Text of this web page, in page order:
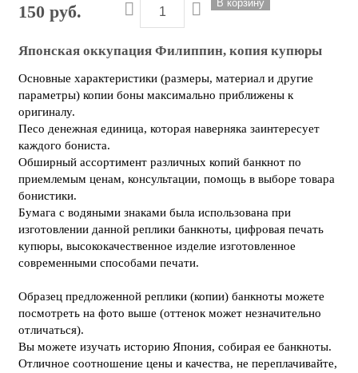
150 руб.
Японская оккупация Филиппин, копия купюры
Основные характеристики (размеры, материал и другие
параметры) копии боны максимально приближены к
оригиналу.
Песо денежная единица, которая наверняка заинтересует
каждого бониста.
Обширный ассортимент различных копий банкнот по
приемлемым ценам, консультации, помощь в выборе товара
бонистики.
Бумага с водяными знаками была использована при
изготовлении данной реплики банкноты, цифровая печать
купюры, высококачественное изделие изготовленное
современными способами печати.
Образец предложенной реплики (копии) банкноты можете
посмотреть на фото выше (оттенок может незначительно
отличаться).
Вы можете изучать историю Япония, собирая ее банкноты.
Отличное соотношение цены и качества, не переплачивайте,